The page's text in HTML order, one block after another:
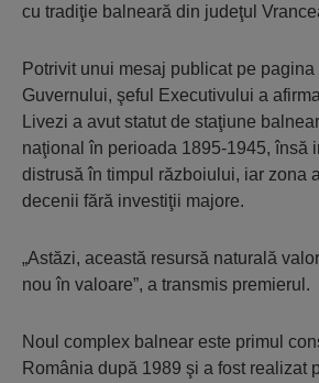
cu tradiţie balneară din judeţul
Potrivit unui mesaj publicat pe
Guvernului, şeful Executivului a
Livezi a avut statut de staţiune
naţional în perioada 1895-1945, însă
distrusă în timpul războiului, iar zona
decenii fără investiţii majore.
„Astăzi, această resursă naturală
nou în valoare”, a transmis premierul.
Noul complex balnear este primul
România după 1989 şi a fost realizat